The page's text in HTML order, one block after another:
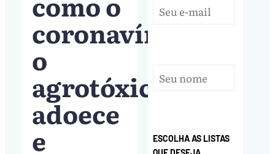
coronavírus,
o
agrotóxico
adoece
e
ESCOLHA AS LISTAS